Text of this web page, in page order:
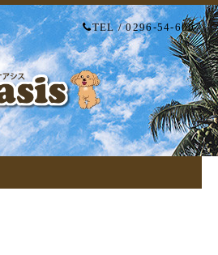
TEL / 0296-54-6007